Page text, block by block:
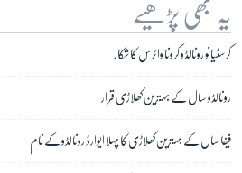
یہ بھی پڑھیے
کرسٹیانو رونالڈو کرونا وائرس کا شکار
رونالڈو سال کے بہترین کھلاڑی قرار
فیفا سال کے بہترین کھلاڑی کا پہلا ایوارڈ رونالڈو کے نام